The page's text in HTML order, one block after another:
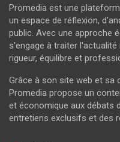
Promedia est une
un espace de réflexion,
public. Avec une approche
s'engage à traiter
rigueur, équilibre et
Grâce à son site web et sa
Promedia propose un
et économique aux débats
entretiens exclusifs et des